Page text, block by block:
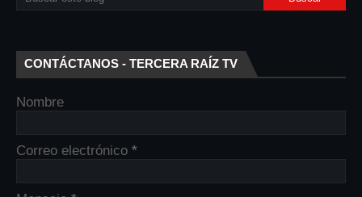
CONTÁCTANOS - TERCERA RAÍZ TV
Nombre
Correo electrónico *